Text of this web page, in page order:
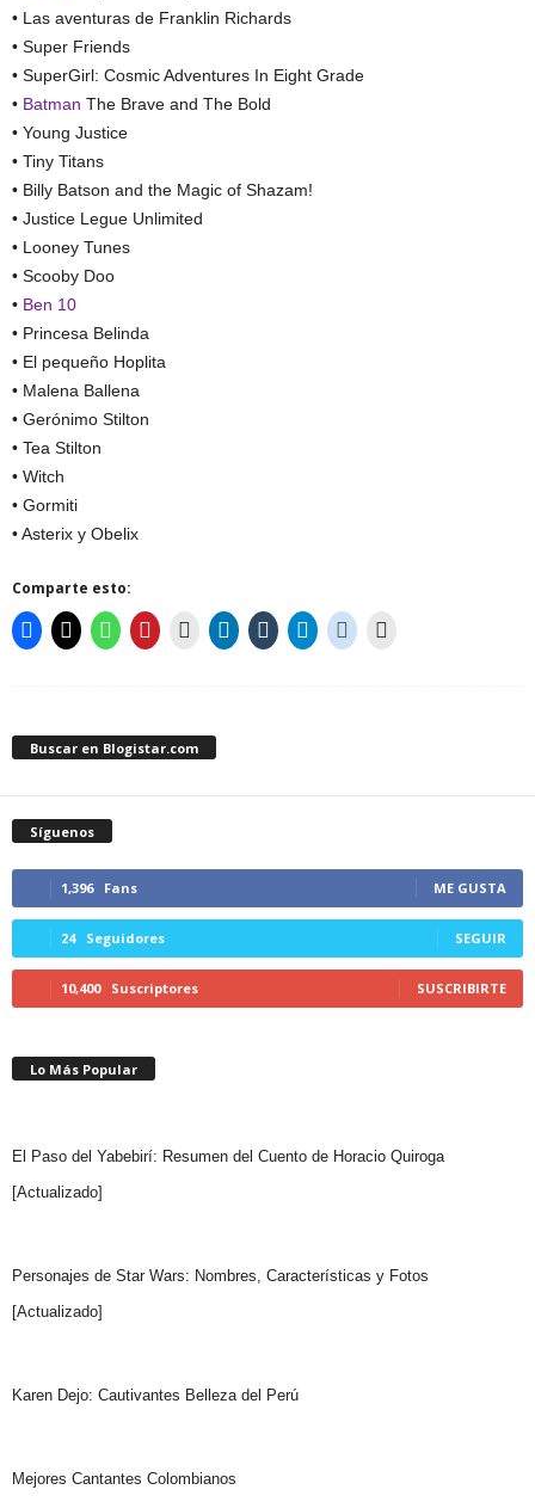
• Las aventuras de Franklin Richards
• Super Friends
• SuperGirl: Cosmic Adventures In Eight Grade
• Batman The Brave and The Bold
• Young Justice
• Tiny Titans
• Billy Batson and the Magic of Shazam!
• Justice Legue Unlimited
• Looney Tunes
• Scooby Doo
• Ben 10
• Princesa Belinda
• El pequeño Hoplita
• Malena Ballena
• Gerónimo Stilton
• Tea Stilton
• Witch
• Gormiti
• Asterix y Obelix
Comparte esto:
Buscar en Blogistar.com
Síguenos
1,396 Fans ME GUSTA
24 Seguidores SEGUIR
10,400 Suscriptores SUSCRIBIRTE
Lo Más Popular
El Paso del Yabebirí: Resumen del Cuento de Horacio Quiroga
[Actualizado]
Personajes de Star Wars: Nombres, Características y Fotos
[Actualizado]
Karen Dejo: Cautivantes Belleza del Perú
Mejores Cantantes Colombianos